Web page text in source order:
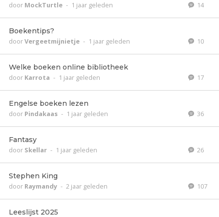
door MockTurtle - 1 jaar geleden 14
Boekentips?
doorVergeetmijnietje - 1 jaar geleden 10
Welke boeken online bibliotheek
door Karrota - 1 jaar geleden 17
Engelse boeken lezen
door Pindakaas - 1 jaar geleden 36
Fantasy
door Skellar - 1 jaar geleden 26
Stephen King
door Raymandy - 2 jaar geleden 107
Leeslijst 2025